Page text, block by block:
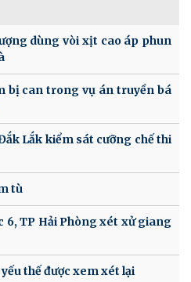
dùng vòi xịt cao áp phun
bị can trong vụ án truyền bá
Lắk kiểm sát cưỡng chế thi
tù
6, TP Hải Phòng xét xử giang
thế được xem xét lại